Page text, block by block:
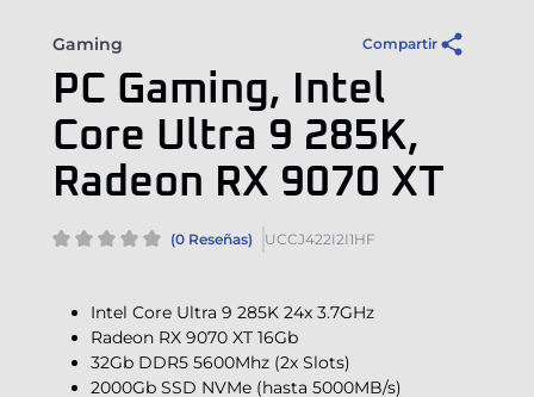
Gaming Compartir
PC Gaming, Intel
Core Ultra 9 285K,
Radeon RX 9070 XT
(0 Reseñas) UCCJ422I2I1HF
Intel Core Ultra 9 285K 24x 3.7GHz
Radeon RX 9070 XT 16Gb
32Gb DDR5 5600Mhz (2x Slots)
2000Gb SSD NVMe (hasta 5000MB/s)